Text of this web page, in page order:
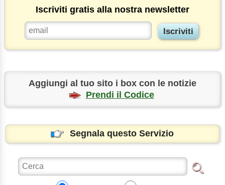
Iscriviti gratis alla nostra newsletter
Aggiungi al tuo sito i box con le notizie
Prendi il Codice
Segnala questo Servizio